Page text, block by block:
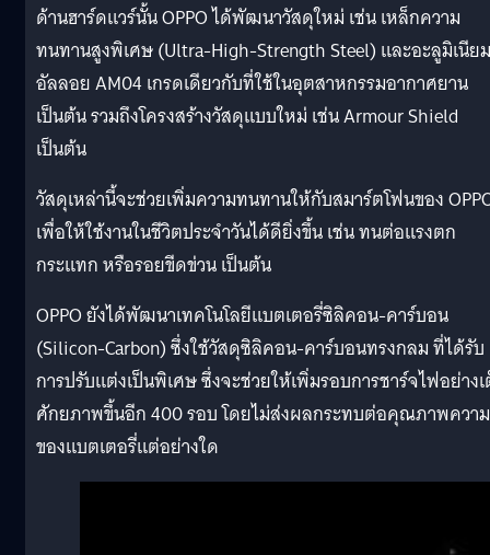
ด้านฮาร์ดแวร์นั้น OPPO ได้พัฒนาวัสดุใหม่ เช่น เหล็กความ
ทนทานสูงพิเศษ (Ultra-High-Strength Steel) และอะลูมิเนียม
อัลลอย AM04 เกรดเดียวกับที่ใช้ในอุตสาหกรรมอากาศยาน
เป็นต้น รวมถึงโครงสร้างวัสดุแบบใหม่ เช่น Armour Shield
เป็นต้น
วัสดุเหล่านี้จะช่วยเพิ่มความทนทานให้กับสมาร์ตโฟนของ
เพื่อให้ใช้งานในชีวิตประจำวันได้ดียิ่งขึ้น เช่น ทนต่อแรงตก
กระแทก หรือรอยขีดข่วน เป็นต้น
OPPO ยังได้พัฒนาเทคโนโลยีแบตเตอรี่ซิลิคอน-คาร์บอน
(Silicon-Carbon) ซึ่งใช้วัสดุซิลิคอน-คาร์บอนทรงกลม ที่ได้รับ
การปรับแต่งเป็นพิเศษ ซึ่งจะช่วยให้เพิ่มรอบการชาร์จไฟอย่าง
ศักยภาพขึ้นอีก 400 รอบ โดยไม่ส่งผลกระทบต่อคุณภาพควา
ของแบตเตอรี่แต่อย่างใด